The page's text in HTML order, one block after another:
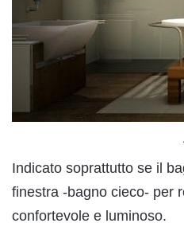
Indicato soprattutto se il
finestra -bagno cieco- per
confortevole e luminoso.